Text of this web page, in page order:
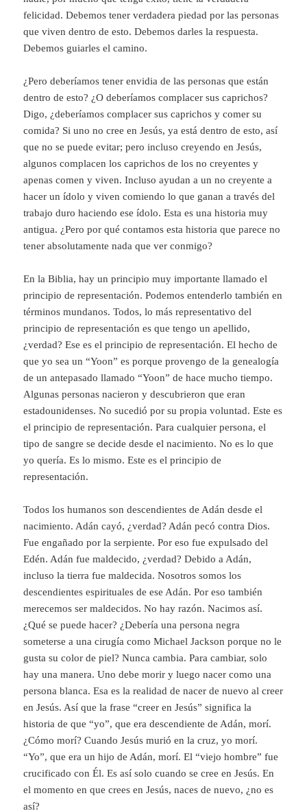
felicidad. Debemos tener verdadera piedad por las personas
que viven dentro de esto. Debemos darles la respuesta.
Debemos guiarles el camino.
¿Pero deberíamos tener envidia de las personas que están
dentro de esto? ¿O deberíamos complacer sus caprichos?
Digo, ¿deberíamos complacer sus caprichos y comer su
comida? Si uno no cree en Jesús, ya está dentro de esto, así
que no se puede evitar; pero incluso creyendo en Jesús,
algunos complacen los caprichos de los no creyentes y
apenas comen y viven. Incluso ayudan a un no creyente a
hacer un ídolo y viven comiendo lo que ganan a través del
trabajo duro haciendo ese ídolo. Esta es una historia muy
antigua. ¿Pero por qué contamos esta historia que parece no
tener absolutamente nada que ver conmigo?
En la Biblia, hay un principio muy importante llamado el
principio de representación. Podemos entenderlo también en
términos mundanos. Todos, lo más representativo del
principio de representación es que tengo un apellido,
¿verdad? Ese es el principio de representación. El hecho de
que yo sea un “Yoon” es porque provengo de la genealogía
de un antepasado llamado “Yoon” de hace mucho tiempo.
Algunas personas nacieron y descubrieron que eran
estadounidenses. No sucedió por su propia voluntad. Este es
el principio de representación. Para cualquier persona, el
tipo de sangre se decide desde el nacimiento. No es lo que
yo quería. Es lo mismo. Este es el principio de
representación.
Todos los humanos son descendientes de Adán desde el
nacimiento. Adán cayó, ¿verdad? Adán pecó contra Dios.
Fue engañado por la serpiente. Por eso fue expulsado del
Edén. Adán fue maldecido, ¿verdad? Debido a Adán,
incluso la tierra fue maldecida. Nosotros somos los
descendientes espirituales de ese Adán. Por eso también
merecemos ser maldecidos. No hay razón. Nacimos así.
¿Qué se puede hacer? ¿Debería una persona negra
someterse a una cirugía como Michael Jackson porque no le
gusta su color de piel? Nunca cambia. Para cambiar, solo
hay una manera. Uno debe morir y luego nacer como una
persona blanca. Esa es la realidad de nacer de nuevo al creer
en Jesús. Así que la frase “creer en Jesús” significa la
historia de que “yo”, que era descendiente de Adán, morí.
¿Cómo morí? Cuando Jesús murió en la cruz, yo morí.
“Yo”, que era un hijo de Adán, morí. El “viejo hombre” fue
crucificado con Él. Es así solo cuando se cree en Jesús. En
el momento en que crees en Jesús, naces de nuevo, ¿no es
así?